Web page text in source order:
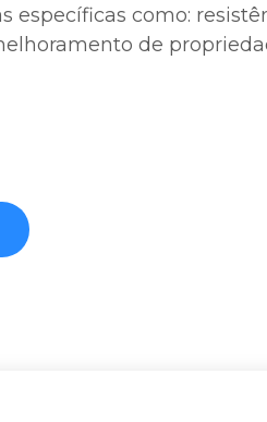
específicas como:
de